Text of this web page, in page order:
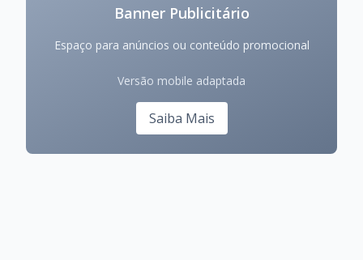
Banner Publicitário
Espaço para anúncios ou conteúdo promocional
Versão mobile adaptada
Saiba Mais